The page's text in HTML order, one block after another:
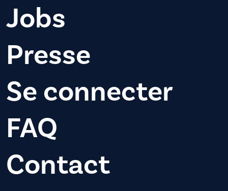
Jobs
Presse
Se connecter
FAQ
Contact